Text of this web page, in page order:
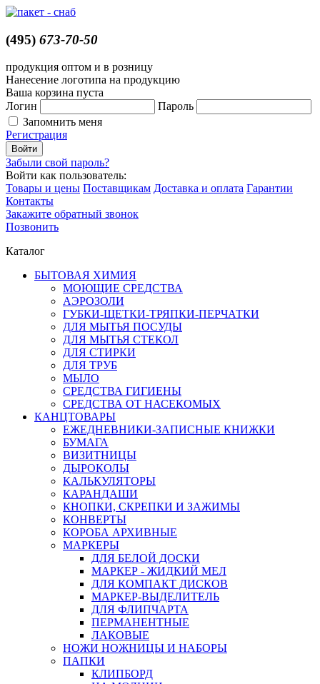
(495) 673-70-50
продукция оптом и в розницу
Нанесение логотипа на продукцию
Ваша корзина пуста
Логин
Пароль
Запомнить меня
Регистрация
Забыли свой пароль?
Войти как пользователь:
Товары и цены Поставщикам Доставка и оплата Гарантии
Контакты
Закажите обратный звонок
Позвонить
Каталог
БЫТОВАЯ ХИМИЯ
МОЮЩИЕ СРЕДСТВА
АЭРОЗОЛИ
ГУБКИ-ЩЕТКИ-ТРЯПКИ-ПЕРЧАТКИ
ДЛЯ МЫТЬЯ ПОСУДЫ
ДЛЯ МЫТЬЯ СТЕКОЛ
ДЛЯ СТИРКИ
ДЛЯ ТРУБ
МЫЛО
СРЕДСТВА ГИГИЕНЫ
СРЕДСТВА ОТ НАСЕКОМЫХ
КАНЦТОВАРЫ
ЕЖЕДНЕВНИКИ-ЗАПИСНЫЕ КНИЖКИ
БУМАГА
ВИЗИТНИЦЫ
ДЫРОКОЛЫ
КАЛЬКУЛЯТОРЫ
КАРАНДАШИ
КНОПКИ, СКРЕПКИ И ЗАЖИМЫ
КОНВЕРТЫ
КОРОБА АРХИВНЫЕ
МАРКЕРЫ
ДЛЯ БЕЛОЙ ДОСКИ
МАРКЕР - ЖИДКИЙ МЕЛ
ДЛЯ КОМПАКТ ДИСКОВ
МАРКЕР-ВЫДЕЛИТЕЛЬ
ДЛЯ ФЛИПЧАРТА
ПЕРМАНЕНТНЫЕ
ЛАКОВЫЕ
НОЖИ НОЖНИЦЫ И НАБОРЫ
ПАПКИ
КЛИПБОРД